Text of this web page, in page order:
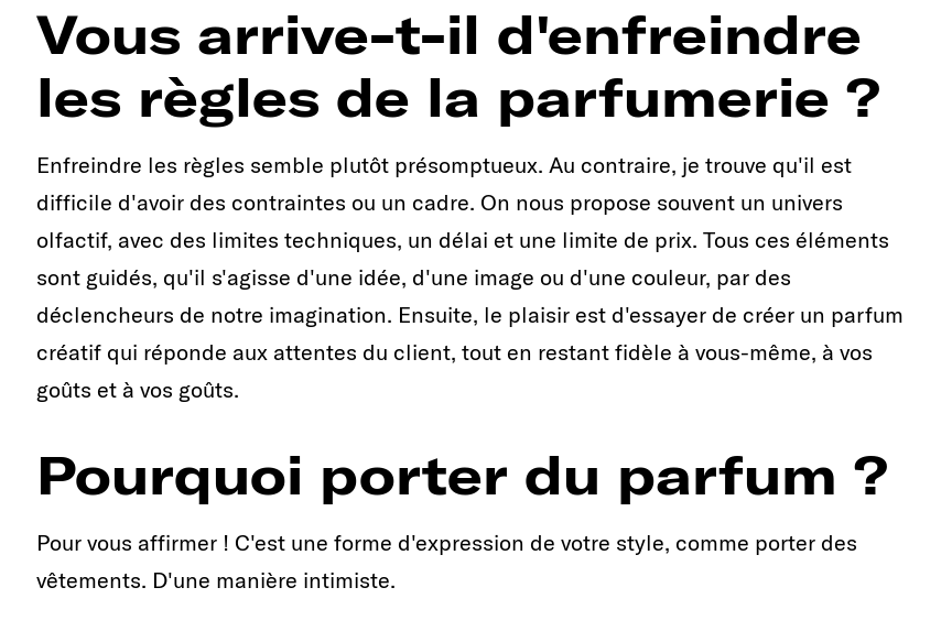
Vous arrive-t-il d'enfreindre
les règles de la parfumerie ?
Enfreindre les règles semble plutôt présomptueux. Au contraire, je trouve qu'il est
difficile d'avoir des contraintes ou un cadre. On nous propose souvent un univers
olfactif, avec des limites techniques, un délai et une limite de prix. Tous ces éléments
sont guidés, qu'il s'agisse d'une idée, d'une image ou d'une couleur, par des
déclencheurs de notre imagination. Ensuite, le plaisir est d'essayer de créer un parfum
créatif qui réponde aux attentes du client, tout en restant fidèle à vous-même, à vos
goûts et à vos goûts.
Pourquoi porter du parfum ?
Pour vous affirmer ! C'est une forme d'expression de votre style, comme porter des
vêtements. D'une manière intimiste.